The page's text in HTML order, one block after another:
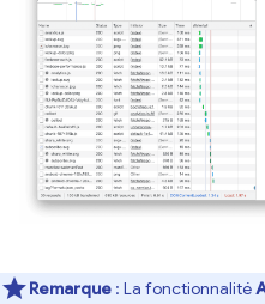
Remarque : La fonctionnalité